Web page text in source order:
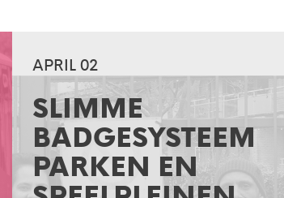
APRIL 02
SLIMME
BADGESYSTEEM
PARKEN EN